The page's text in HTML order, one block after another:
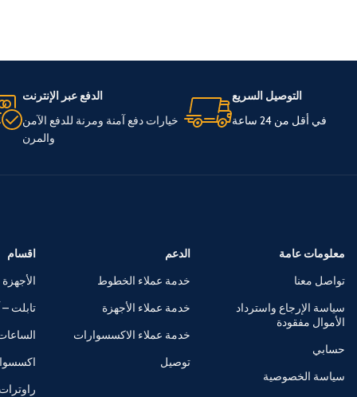
التوصيل السريع
في أقل من 24 ساعة
الدفع عبر الإنترنت
خيارات دفع آمنة ومرنة للدفع الآمن
والمرن
معلومات عامة
تواصل معنا
سياسة الإرجاع واسترداد
الأموال مفقودة
حسابي
سياسة الخصوصية
الدعم
خدمة عملاء الخطوط
خدمة عملاء الأجهزة
خدمة عملاء الاكسسوارات
توصيل
اقسام
تابلت –
راوترات